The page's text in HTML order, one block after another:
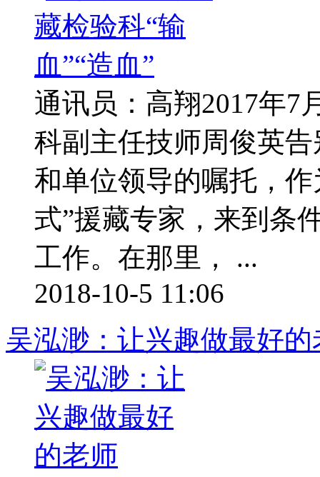
通讯员：高翔2017年7
科副主任技师周俊英
和单位领导的嘱托，
式”援藏专家，来到条
工作。在那里， ...
2018-10-5 11:06
吴泓渺：让兴趣做最好的